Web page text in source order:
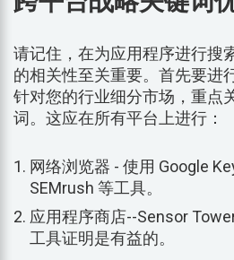
请记住，在为应用程序进行搜
的相关性至关重要。首先要进
针对您的行业细分市场，重点
词。这应在所有平台上进行：
网络浏览器 - 使用 Google
SEMrush 等工具。
应用程序商店--Sensor
工具证明是有益的。